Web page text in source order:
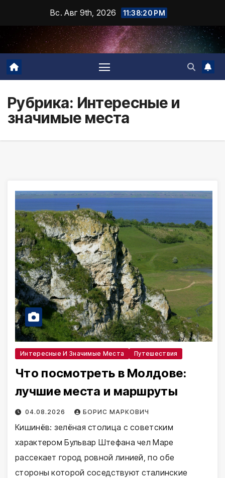
содержимому
Вс. Авг 9th, 2026 11:38:22 PM
Рубрика: Интересные и
значимые места
Интересные И Значимые Места Путешествия
Что посмотреть в Молдове:
лучшие места и маршруты
04.08.2026 БОРИС МАРКОВИЧ
Кишинёв: зелёная столица с советским
характером Бульвар Штефана чел Маре
рассекает город ровной линией, по обе
стороны которой соседствуют сталинские